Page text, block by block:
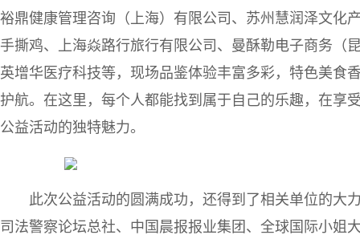
裕鼎健康管理咨询（上海）有限公司、苏州慧润泽文化
手撕鸡、上海焱路行旅行有限公司、曼酥勒电子商务（
英增华医疗科技等，现场品鉴体验丰富多彩，特色美食
护航。在这里，每个人都能找到属于自己的乐趣，在享
公益活动的独特魅力。
此次公益活动的圆满成功，还得到了相关单位的大
司法警察论坛总社、中国晨报报业集团、全球国际小姐